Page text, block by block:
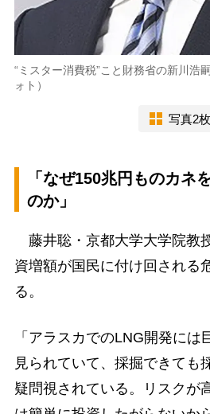
“ミスター消費税”こと財務省の新川浩
ォト）
写真2枚
「なぜ150兆円ものカネ
のか」
藤井聡・京都大学大学院教
資増額が国民に付け回される
る。
「アラスカでのLNG開発には
見られていて、採掘できても
疑問視されている。リスクが